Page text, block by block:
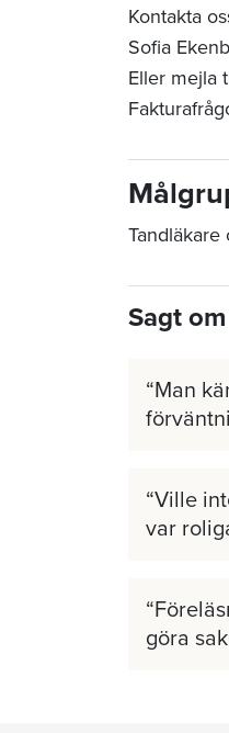
Kontakta
Sofia
Eller mejla
Sagt
Man
Ville
var
göra